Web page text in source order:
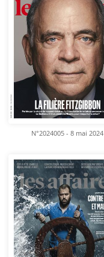
N°2024005 - 8 mai 2024